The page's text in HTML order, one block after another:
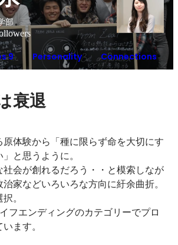
部
9 Personality Connections
衰退
体験から「種に限らず命を大切にす
と思うように。
社会が創れるだろう・・と模索しなが
家などいろいろな方向に紆余曲折。
。
フエンディングのカテゴリーでプロ
ます。